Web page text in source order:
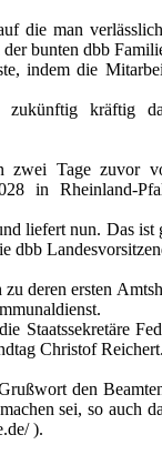
die man
bunten dbb
indem die
kräftig
zwei Tage zuvor
in Rheinland-
liefert nun. Das
dbb
deren ersten
Staatssekretäre
Christof Reichert.
den
sei, so auch
).